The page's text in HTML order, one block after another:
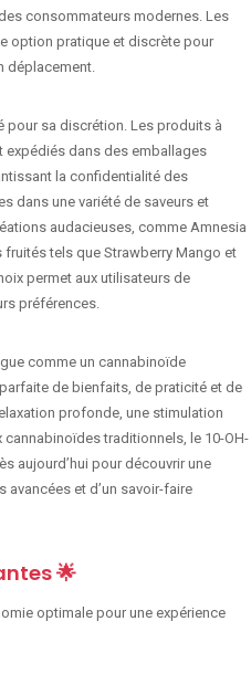
consommateurs modernes. Les
option pratique et discrète pour
déplacement.
pour sa discrétion. Les produits à
expédiés dans des emballages
la confidentialité des
dans une variété de saveurs et
audacieuses, comme Amnesia
tels que Strawberry Mango et
permet aux utilisateurs de
préférences.
comme un cannabinoïde
de bienfaits, de praticité et de
profonde, une stimulation
traditionnels, le 10-OH-
aujourd’hui pour découvrir une
avancées et d’un savoir-faire
🌟
optimale pour une expérience